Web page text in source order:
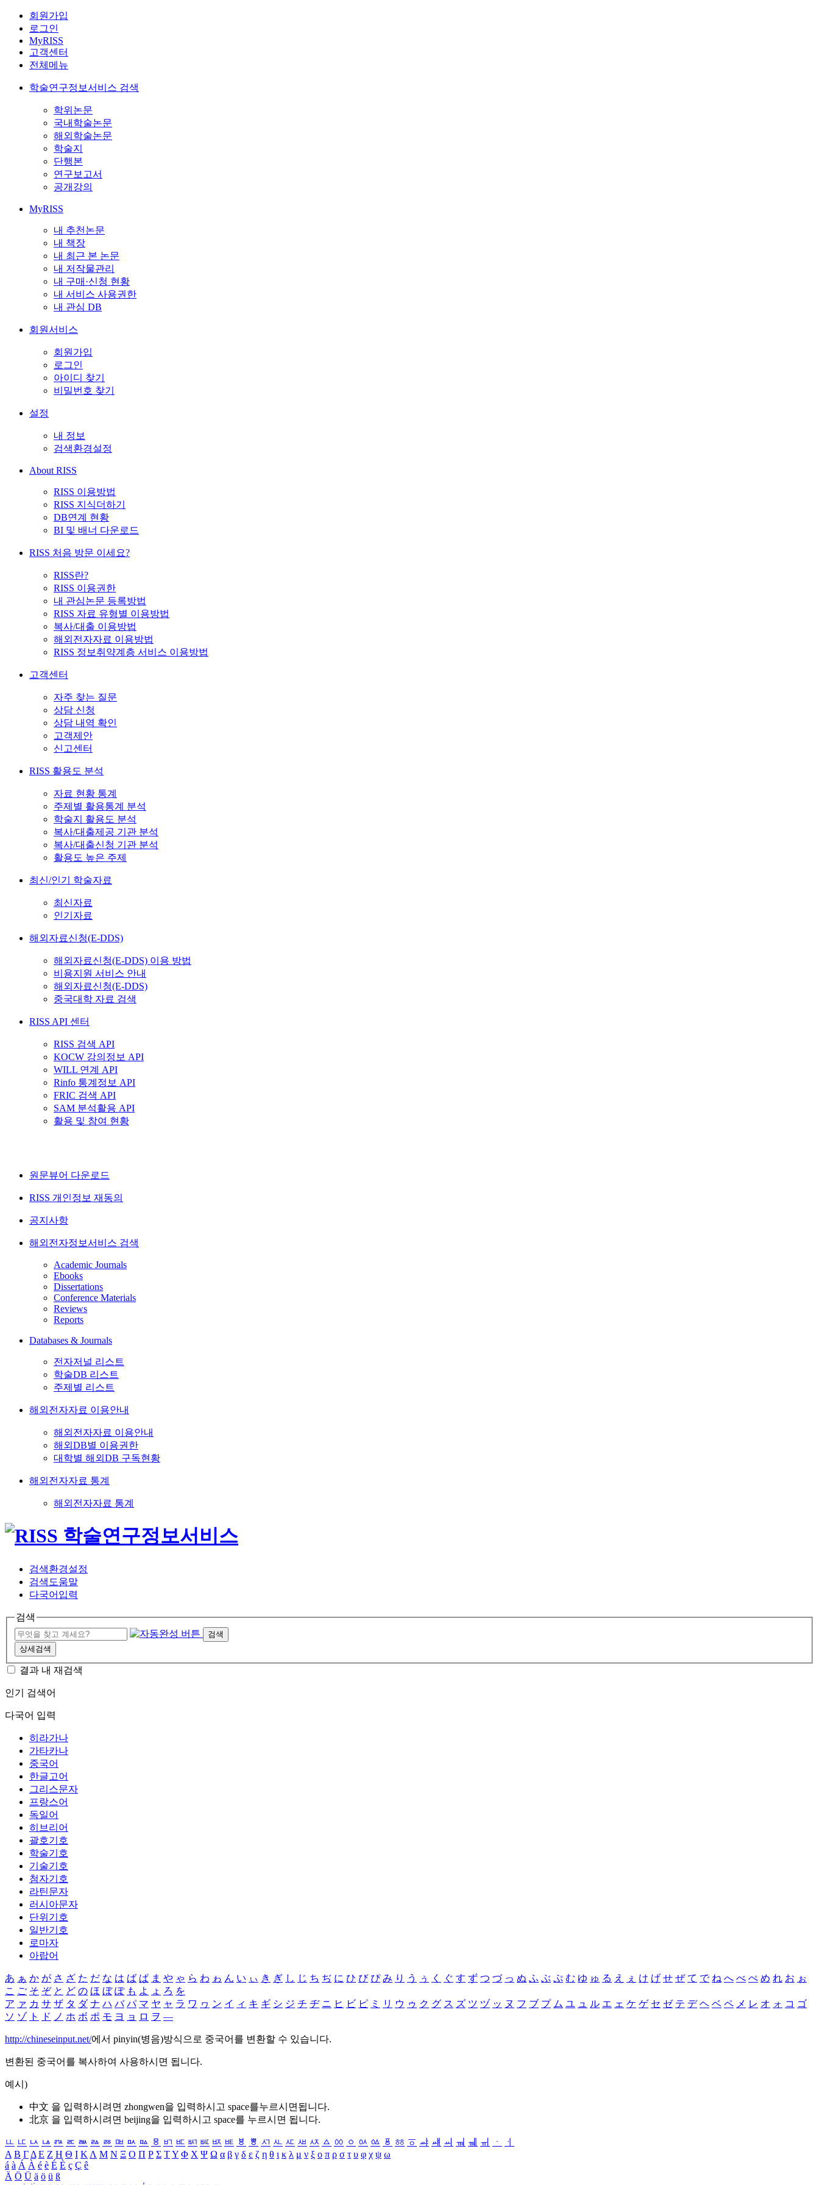
회원가입
로그인
MyRISS
고객센터
전체메뉴
학술연구정보서비스 검색
학위논문
국내학술논문
해외학술논문
학술지
단행본
연구보고서
공개강의
MyRISS
내 추천논문
내 책장
내 최근 본 논문
내 저작물관리
내 구매·신청 현황
내 서비스 사용권한
내 관심 DB
회원서비스
회원가입
로그인
아이디 찾기
비밀번호 찾기
설정
내 정보
검색환경설정
About RISS
RISS 이용방법
RISS 지식더하기
DB연계 현황
BI 및 배너 다운로드
RISS 처음 방문 이세요?
RISS란?
RISS 이용권한
내 관심논문 등록방법
RISS 자료 유형별 이용방법
복사/대출 이용방법
해외전자자료 이용방법
RISS 정보취약계층 서비스 이용방법
고객센터
자주 찾는 질문
상담 신청
상담 내역 확인
고객제안
신고센터
RISS 활용도 분석
자료 현황 통계
주제별 활용통계 분석
학술지 활용도 분석
복사/대출제공 기관 분석
복사/대출신청 기관 분석
활용도 높은 주제
최신/인기 학술자료
최신자료
인기자료
해외자료신청(E-DDS)
해외자료신청(E-DDS) 이용 방법
비용지원 서비스 안내
해외자료신청(E-DDS)
중국대학 자료 검색
RISS API 센터
RISS 검색 API
KOCW 강의정보 API
WILL 연계 API
Rinfo 통계정보 API
FRIC 검색 API
SAM 분석활용 API
활용 및 참여 현황
원문뷰어 다운로드
RISS 개인정보 재동의
공지사항
해외전자정보서비스 검색
Academic Journals
Ebooks
Dissertations
Conference Materials
Reviews
Reports
Databases & Journals
전자저널 리스트
학술DB 리스트
주제별 리스트
해외전자자료 이용안내
해외전자자료 이용안내
해외DB별 이용권한
대학별 해외DB 구독현황
해외전자자료 통계
해외전자자료 통계
검색환경설정
검색도움말
다국어입력
검색
검색
상세검색
결과 내 재검색
인기 검색어
다국어 입력
히라가나
가타카나
중국어
한글고어
그리스문자
프랑스어
독일어
히브리어
괄호기호
학술기호
기술기호
첨자기호
라틴문자
러시아문자
단위기호
일반기호
로마자
아랍어
あ ぁ か が さ ざ た だ な は ば ぱ ま や ゃ ら わ ゎ ん い ぃ き ぎ し じ ち ぢ に ひ び ぴ み り う ぅ く ぐ す ず つ づ っ ぬ ふ ぶ ぷ む ゆ ゅ る え ぇ け げ せ ぜ て で ね へ べ ぺ め れ お ぉ
こ ご そ ぞ と ど の ほ ぼ ぽ も よ ょ ろ を
ア ァ カ サ ザ タ ダ ナ ハ バ パ マ ヤ ャ ラ ワ ヮ ン イ ィ キ ギ シ ジ チ ヂ ニ ヒ ビ ピ ミ リ ウ ゥ ク グ ス ズ ツ ヅ ッ ヌ フ ブ プ ム ユ ュ ル エ ェ ケ ゲ セ ゼ テ デ ヘ ベ ペ メ レ オ ォ コ ゴ
ソ ゾ ト ド ノ ホ ボ ポ モ ヨ ョ ロ ヲ ―
http://chineseinput.net/에서 pinyin(병음)방식으로 중국어를 변환할 수 있습니다.
변환된 중국어를 복사하여 사용하시면 됩니다.
예시)
中文 을 입력하시려면 zhongwen을 입력하시고 space를누르시면됩니다.
北京 을 입력하시려면 beijing을 입력하시고 space를 누르시면 됩니다.
ㅥ ㅦ ㅧ ㅨ ㅩ ㅪ ㅫ ㅬ ㅭ ㅮ ㅯ ㅰ ㅱ ㅲ ㅳ ㅴ ㅵ ㅶ ㅷ ㅸ ㅹ ㅺ ㅻ ㅼ ㅽ ㅾ ㅿ ㆀ ㆁ ㆂ ㆃ ㆄ ㆅ ㆆ ㆇ ㆈ ㆉ ㆊ ㆋ ㆌ ㆍ
ㆎ
Α Β ΓΔ Ε Ζ Η Θ Ι ΚΛ Μ Ν Ξ Ο Π Ρ Σ ΤΥ Φ Χ Ψ Ω α β γ δ ε ζ η θ ι κ λ μ ν ξ ο π ρ σ τ υ φ χ ψ ω
á à Á À é è É È ç Ç ê
Ä Ö Ü ä ö ü ß